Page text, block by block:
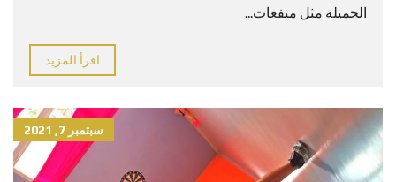
الجميلة مثل منفغات...
اقرأ المزيد
سبتمبر 7, 2021